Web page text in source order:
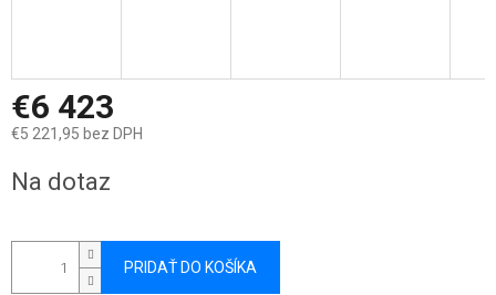
€6 423
€5 221,95 bez DPH
cena:
Na dotaz
PRIDAŤ DO KOŠÍKA